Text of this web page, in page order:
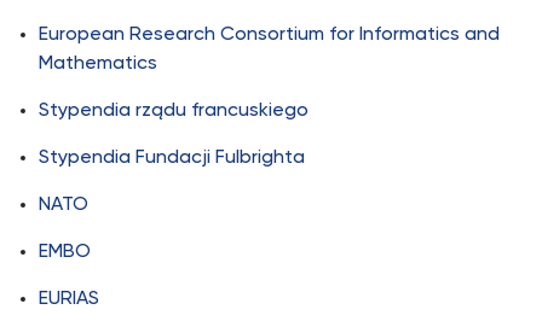
European Research Consortium for Informatics and
Mathematics
Stypendia rządu francuskiego
Stypendia Fundacji Fulbrighta
NATO
EMBO
EURIAS